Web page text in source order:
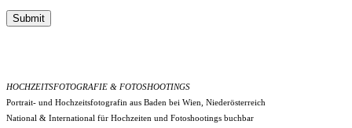
Submit
HOCHZEITSFOTOGRAFIE & FOTOSHOOTINGS
Portrait- und Hochzeitsfotografin aus Baden bei Wien, Niederösterreich
National & International für Hochzeiten und Fotoshootings buchbar